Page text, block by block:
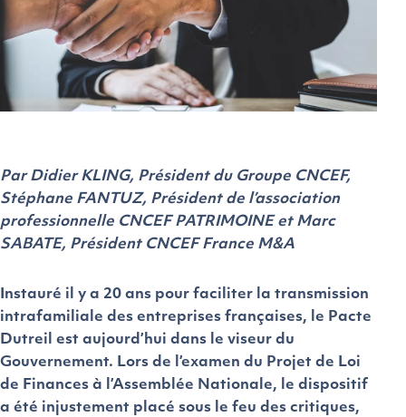
Par Didier KLING, Président du Groupe CNCEF,
Stéphane FANTUZ, Président de l’association
professionnelle CNCEF PATRIMOINE et Marc
SABATE, Président CNCEF France M&A
Instauré il y a 20 ans pour faciliter la transmission
intrafamiliale des entreprises françaises, le Pacte
Dutreil est aujourd’hui dans le viseur du
Gouvernement. Lors de l’examen du Projet de Loi
de Finances à l’Assemblée Nationale, le dispositif
a été injustement placé sous le feu des critiques,